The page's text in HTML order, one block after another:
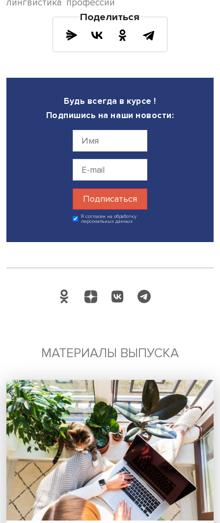
расширении значения, появлении нового при
прежнего. Она также отметила обилие феминитивов,
обозначающих профессию: редакторша, редактриса и
редакторка. В отличие от архитектора и редактора,
семинарист скорее выглядит омонимом, так как оно
совершенно не связано с первоначальным значением
обратил внимание на обилие новых разновидностей
специальности: fashion-редактор, beauty-редактор,
выпускающий редактор.
Ольга Згировская добавила, что на сайтах поиска
сейчас встречаются самые неожиданные объявления с
привычными профессиями, в частности тренер и коуч
пикапу, тренер по отношениям (психолог, помогающий
построить гармоничные отношения) и даже тренер по
воспитанию детей.
Эти изменения в названиях профессий отражают
современного языка, который адаптируется к новым
Автор:Павел Аптекарь
лингвистика профессии
Поделиться
Будь всегда в курсе !
Подпишись на наши новости:
Подписаться